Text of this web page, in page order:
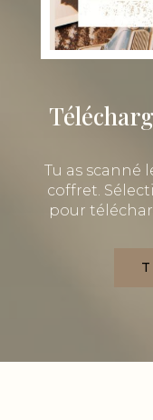
Tu as scanné
coffret.
pour